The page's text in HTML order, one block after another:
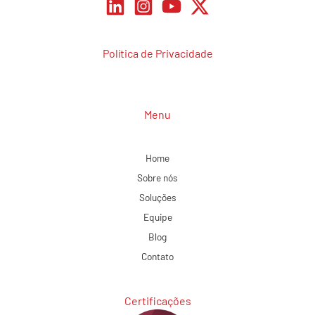
Política de Privacidade
Menu
Home
Sobre nós
Soluções
Equipe
Blog
Contato
Certificações